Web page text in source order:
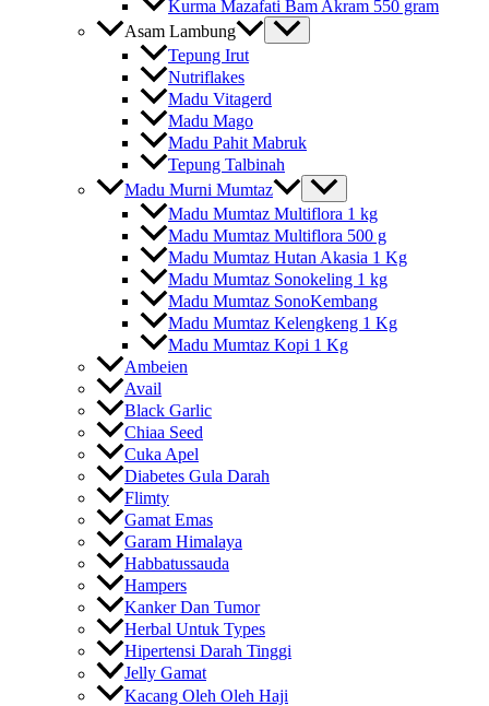
Kurma Mazafati Bam Akram 550 gram
Asam Lambung
Tepung Irut
Nutriflakes
Madu Vitagerd
Madu Mago
Madu Pahit Mabruk
Tepung Talbinah
Madu Murni Mumtaz
Madu Mumtaz Multiflora 1 kg
Madu Mumtaz Multiflora 500 g
Madu Mumtaz Hutan Akasia 1 Kg
Madu Mumtaz Sonokeling 1 kg
Madu Mumtaz SonoKembang
Madu Mumtaz Kelengkeng 1 Kg
Madu Mumtaz Kopi 1 Kg
Ambeien
Avail
Black Garlic
Chiaa Seed
Cuka Apel
Diabetes Gula Darah
Flimty
Gamat Emas
Garam Himalaya
Habbatussauda
Hampers
Kanker Dan Tumor
Herbal Untuk Types
Hipertensi Darah Tinggi
Jelly Gamat
Kacang Oleh Oleh Haji